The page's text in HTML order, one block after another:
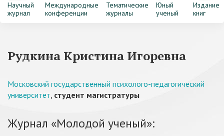
Научный
журнал
Международные
конференции
Тематические
журналы
Юный
ученый
Издание
книг
Рудкина Кристина Игоревна
Московский государственный психолого-педагогический
университет, студент магистратуры
Журнал «Молодой ученый»: